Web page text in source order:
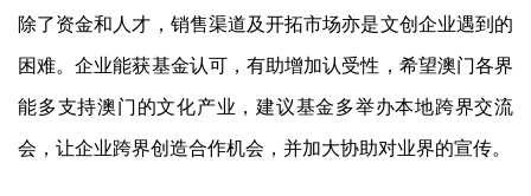
除了资金和人才，销售渠道及开拓市场亦是文创企业遇到的
困难。企业能获基金认可，有助增加认受性，希望澳门各界
能多支持澳门的文化产业，建议基金多举办本地跨界交流
会，让企业跨界创造合作机会，并加大协助对业界的宣传。